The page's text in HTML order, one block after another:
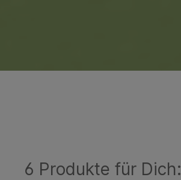
6 Produkte für Dich: